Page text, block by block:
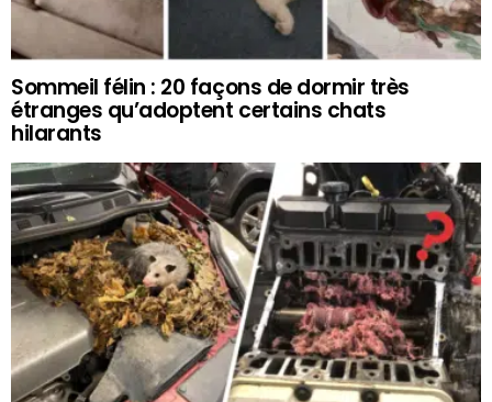
Sommeil félin : 20 façons de dormir très
étranges qu’adoptent certains chats
hilarants